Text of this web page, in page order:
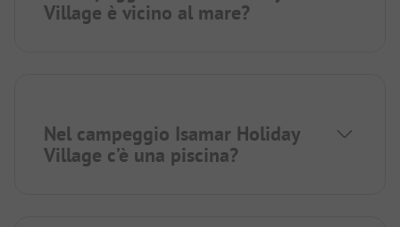
Village è vicino al mare?
Nel campeggio Isamar Holiday
Village c’è una piscina?